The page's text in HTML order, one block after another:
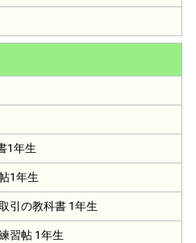
1年生
1年生
引の教科書 1年生
習帖 1年生